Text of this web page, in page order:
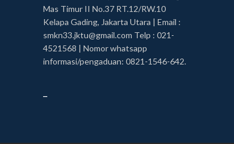
Mas Timur II No.37 RT.12/RW.10
Kelapa Gading, Jakarta Utara | Email :
smkn33.jktu@gmail.com Telp : 021-
4521568 | Nomor whatsapp
informasi/pengaduan: 0821-1546-642.